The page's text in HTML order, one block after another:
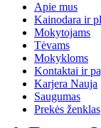
Apie mus
Kainodara ir
Mokytojams
Tėvams
Mokykloms
Kontaktai ir
Karjera Nauja
Saugumas
Prekės ženklas